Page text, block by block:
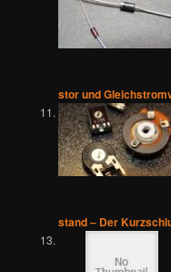
stor und
stand – Der